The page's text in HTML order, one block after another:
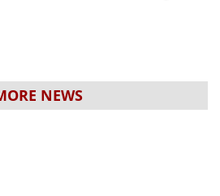
NEWS